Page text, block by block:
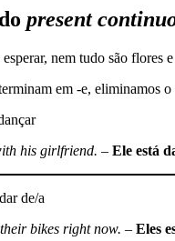
present
nem tudo são flores
em -e, eliminamos o
his girlfriend. – Ele está
de/a
their bikes right now. – Eles